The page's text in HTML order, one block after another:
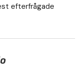
efterfrågade